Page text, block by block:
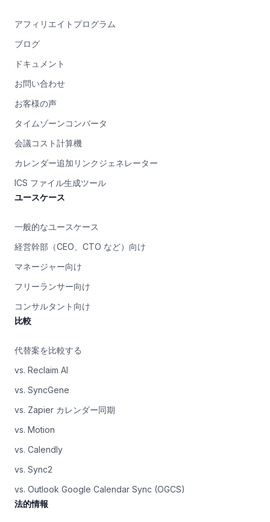
アフィリエイトプログラム
ブログ
ドキュメント
お問い合わせ
お客様の声
タイムゾーンコンバータ
会議コスト計算機
カレンダー追加リンクジェネレーター
ICS ファイル生成ツール
ユースケース
一般的なユースケース
経営幹部（CEO、CTO など）向け
マネージャー向け
フリーランサー向け
コンサルタント向け
比較
代替案を比較する
vs. Reclaim AI
vs. SyncGene
vs. Zapier カレンダー同期
vs. Motion
vs. Calendly
vs. Sync2
vs. Outlook Google Calendar Sync (OGCS)
法的情報